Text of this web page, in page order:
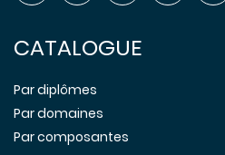
CATALOGUE
Par diplômes
Par domaines
Par composantes